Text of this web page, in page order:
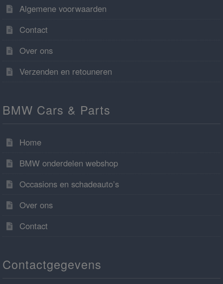
Algemene voorwaarden
Contact
Over ons
Verzenden en retouneren
BMW Cars & Parts
Home
BMW onderdelen webshop
Occasions en schadeauto’s
Over ons
Contact
Contactgegevens